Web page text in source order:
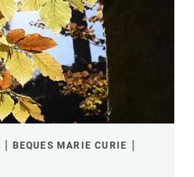
BEQUES MARIE CURIE